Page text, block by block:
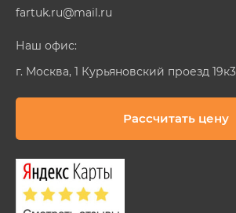
fartuk.ru@mail.ru
Наш офис:
г. Москва, 1 Курьяновский проезд 19к3
Рассчитать цену